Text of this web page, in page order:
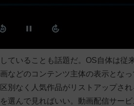
ていることも話題だ。OS自体は従
などのコンテンツ主体の表示とな
別なく人気作品がリストアップさ
選んで見ればいい。動画配信サー